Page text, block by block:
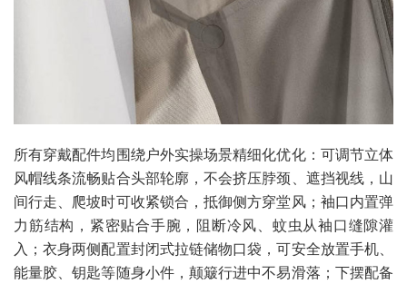
所有穿戴配件均围绕户外实操场景精细化优化：可调节立体
风帽线条流畅贴合头部轮廓，不会挤压脖颈、遮挡视线，山
间行走、爬坡时可收紧锁合，抵御侧方穿堂风；袖口内置弹
力筋结构，紧密贴合手腕，阻断冷风、蚊虫从袖口缝隙灌
入；衣身两侧配置封闭式拉链储物口袋，可安全放置手机、
能量胶、钥匙等随身小件，颠簸行进中不易滑落；下摆配备